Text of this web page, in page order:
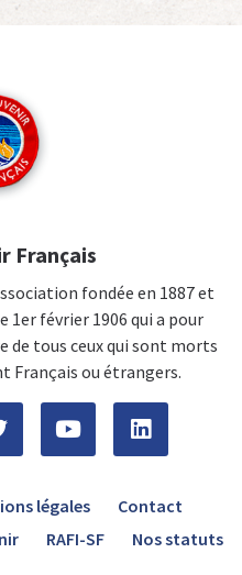
Français
fondée en 1887 et
1er février 1906 qui a pour
tous ceux qui sont morts
Français ou étrangers.
légales
Contact
RAFI-SF Nos statuts